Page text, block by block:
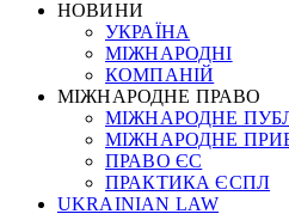
НОВИНИ
УКРАЇНА
МІЖНАРОДНІ
КОМПАНІЙ
МІЖНАРОДНЕ ПРАВО
МІЖНАРОДНЕ
МІЖНАРОДНЕ
ПРАВО ЄС
ПРАКТИКА ЄСПЛ
UKRAINIAN LAW